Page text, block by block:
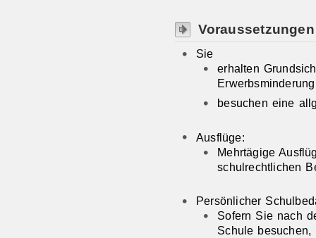
Voraussetzungen
Sie
erhalten
besuchen eine
Ausflüge:
Mehrtägige
schulrechtlichen
Persönlicher
Sofern Sie nach
Schule